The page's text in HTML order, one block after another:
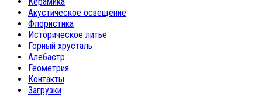
Акустическое освещение
Флористика
Историческое литье
Горный хрусталь
Алебастр
Геометрия
Контакты
Загрузки